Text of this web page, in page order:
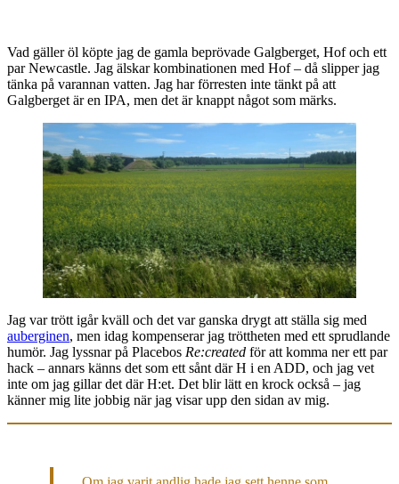
Vad gäller öl köpte jag de gamla beprövade Galgberget, Hof och ett
par Newcastle. Jag älskar kombinationen med Hof – då slipper jag
tänka på varannan vatten. Jag har förresten inte tänkt på att
Galgberget är en IPA, men det är knappt något som märks.
Jag var trött igår kväll och det var ganska drygt att ställa sig med
auberginen, men idag kompenserar jag tröttheten med ett sprudlande
humör. Jag lyssnar på Placebos Re:created för att komma ner ett par
hack – annars känns det som ett sånt där H i en ADD, och jag vet
inte om jag gillar det där H:et. Det blir lätt en krock också – jag
känner mig lite jobbig när jag visar upp den sidan av mig.